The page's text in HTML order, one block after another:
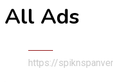
All Ads
https://